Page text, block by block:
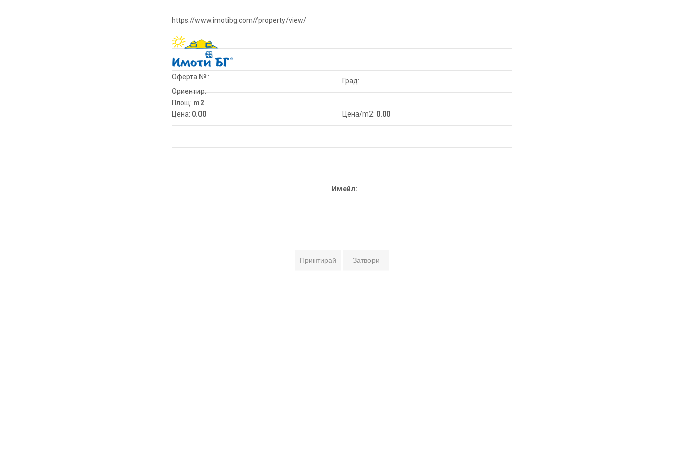
https://www.imotibg.com//property/view/
Оферта №::
Град:
Ориентир:
Площ: m2
Цена: 0.00 Цена/m2: 0.00
Имейл: